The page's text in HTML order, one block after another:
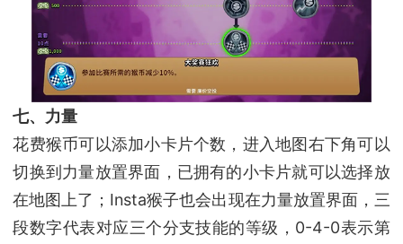
七、力量
花费猴币可以添加小卡片个数，进入地图右下角可以
切换到力量放置界面，已拥有的小卡片就可以选择放
在地图上了；Insta猴子也会出现在力量放置界面，三
段数字代表对应三个分支技能的等级，0-4-0表示第